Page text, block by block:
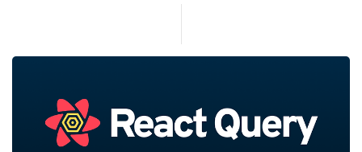
지만 다른, 헷갈리는 개념들이 몇 개 있다. isFetching
다. 이번 글은 staleTime과 cacheTime의 개념과 차
이점을 정리한 내용이다. staleTime stale의 뜻은 "신
선하지 않은"이다..